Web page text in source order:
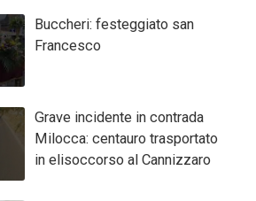
Buccheri: festeggiato san
Francesco
Grave incidente in contrada
Milocca: centauro trasportato
in elisoccorso al Cannizzaro